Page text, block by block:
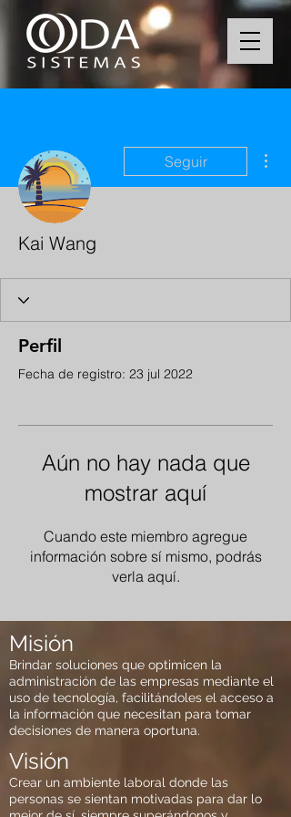
Seguir
Kai Wang
Perfil
Fecha de registro: 23 jul 2022
Aún no hay nada que
mostrar aquí
Cuando este miembro agregue
información sobre sí mismo, podrás
verla aquí.
Misión
Brindar soluciones que optimicen la
administración de las empresas mediante el
uso de tecnología, facilitándoles el acceso a
la información que necesitan para tomar
decisiones de manera oportuna.
Visión
Crear un ambiente laboral donde las
personas se sientan motivadas para dar lo